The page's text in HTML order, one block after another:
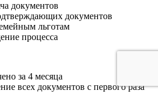
документов
документов
льготам
процесса
за 4 месяца
всех документов с первого раза